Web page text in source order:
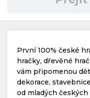
Copyright ©
První 100% české
hračky, dřevěné
vám připomenou
dekorace,
od mladých